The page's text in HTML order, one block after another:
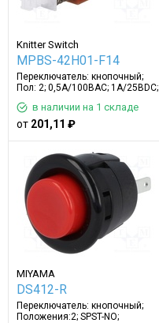
Knitter Switch
MPBS-42H01-F14
Переключатель: кнопочный;
Пол: 2; 0,5A/100ВAC; 1A/25ВDC;
в наличии на 1 складе
от 201,11 ₽
MIYAMA
DS412-R
Переключатель: кнопочный;
Положения:2; SPST-NO;